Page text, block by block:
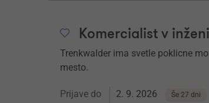
Komercialist v
Trenkwalder ima svetle poklicne
mesto.
Prijave do 2. 9. 2026 Še 27 dni